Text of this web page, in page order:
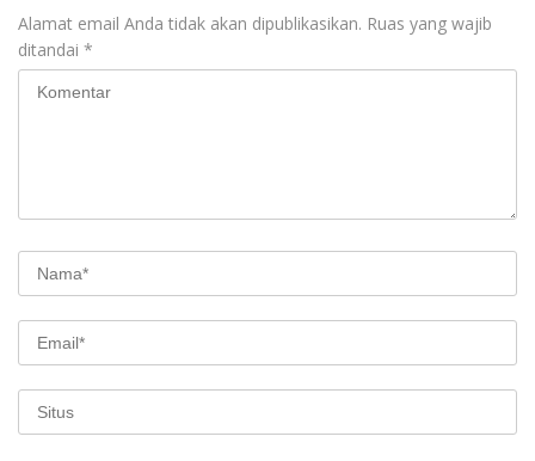
Alamat email Anda tidak akan dipublikasikan. Ruas yang wajib
ditandai *